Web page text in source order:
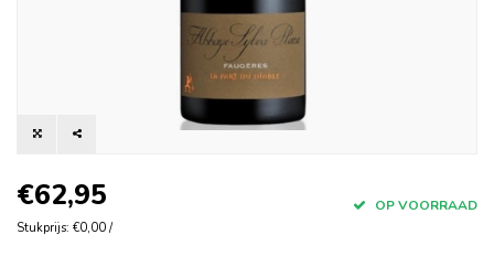
€62,95
Stukprijs: €0,00 /
OP VOORRAAD